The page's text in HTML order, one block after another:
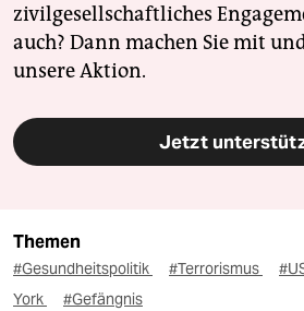
zivilgesellschaftliches
auch? Dann machen Sie mit
unsere Aktion.
Jetzt
Themen
#Gesundheitspolitik #Terrorismus
York
#Gefängnis